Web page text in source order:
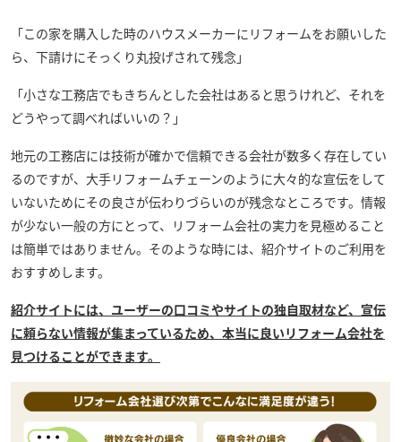
「この家を購入した時のハウスメーカーにリフォームをお願いした
ら、下請けにそっくり丸投げされて残念」
「小さな工務店でもきちんとした会社はあると思うけれど、それを
どうやって調べればいいの？」
地元の工務店には技術が確かで信頼できる会社が数多く存在してい
るのですが、大手リフォームチェーンのように大々的な宣伝をして
いないためにその良さが伝わりづらいのが残念なところです。情報
が少ない一般の方にとって、リフォーム会社の実力を見極めること
は簡単ではありません。そのような時には、紹介サイトのご利用を
おすすめします。
紹介サイトには、ユーザーの口コミやサイトの独自取材など、宣伝
に頼らない情報が集まっているため、本当に良いリフォーム会社を
見つけることができます。